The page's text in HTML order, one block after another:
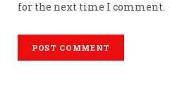
for the next time I comment.